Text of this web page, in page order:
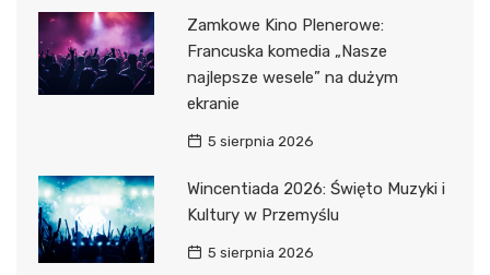
Zamkowe Kino Plenerowe:
Francuska komedia „Nasze
najlepsze wesele” na dużym
ekranie
5 sierpnia 2026
Wincentiada 2026: Święto Muzyki i
Kultury w Przemyślu
5 sierpnia 2026